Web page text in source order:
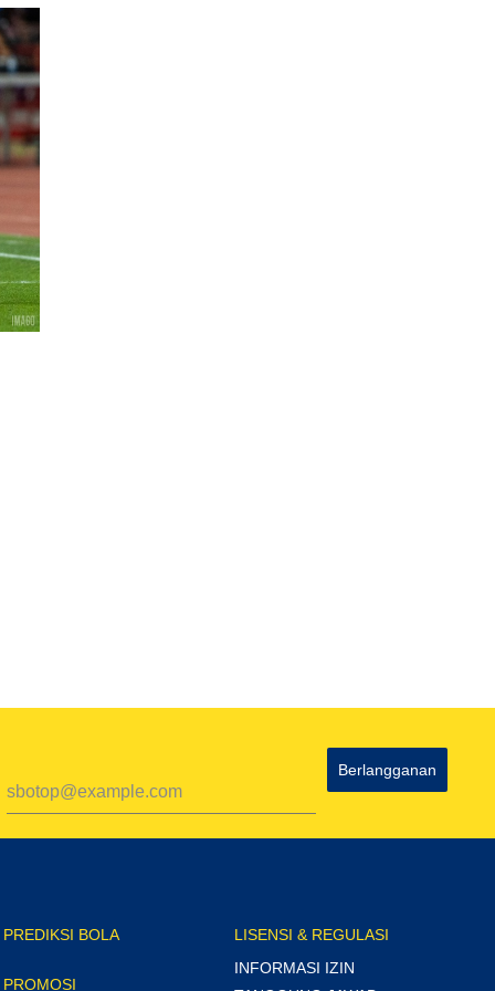
Berlangganan
PREDIKSI BOLA
PROMOSI
LISENSI & REGULASI
INFORMASI IZIN